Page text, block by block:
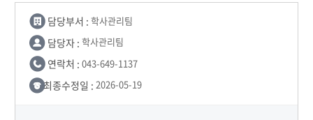
담당부서 : 학사관리팀
담당자 : 학사관리팀
연락처 : 043-649-1137
최종수정일 : 2026-05-19